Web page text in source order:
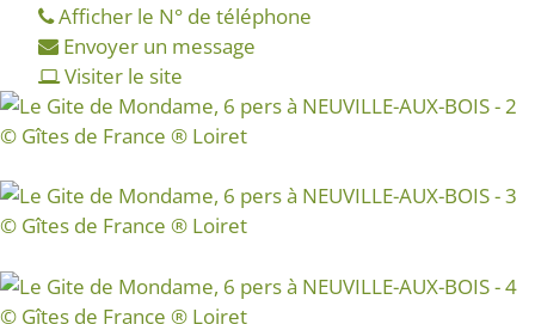
Afficher le N° de téléphone
Envoyer un message
Visiter le site